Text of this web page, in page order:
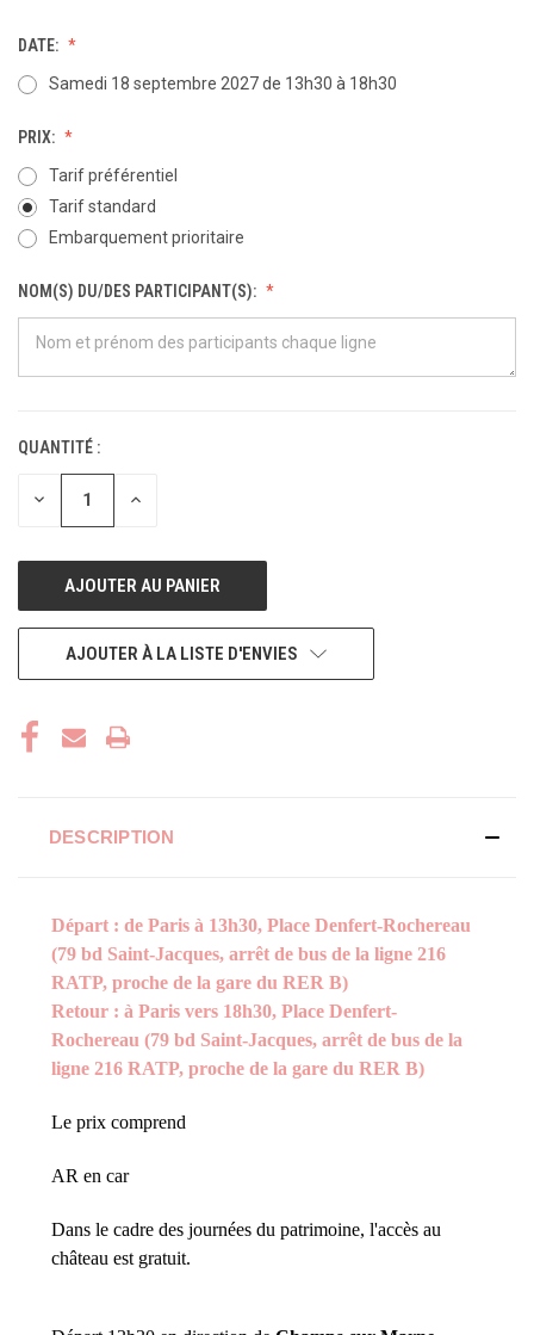
DATE:
Samedi 18 septembre 2027 de 13h30 à 18h30
PRIX:
Tarif préférentiel
Tarif standard
Embarquement prioritaire
NOM(S) DU/DES PARTICIPANT(S):
STOCK
ACTUEL :
QUANTITÉ :
DIMINUER
QUANTITÉ
UNDEFINED
AUGMENTER
UNDEFINED
AJOUTER À LA LISTE D'ENVIES
DESCRIPTION
Départ : de Paris à 13h30, Place Denfert-Rochereau
(79 bd Saint-Jacques, arrêt de bus de la ligne 216
RATP, proche de la gare du RER B)
Retour : à Paris vers 18h30, Place Denfert-
Rochereau (79 bd Saint-Jacques, arrêt de bus de la
ligne 216 RATP, proche de la gare du RER B)
Le prix comprend
AR en car
Dans le cadre des journées du patrimoine, l'accès au
château est gratuit.